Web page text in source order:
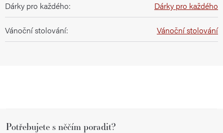
Dárky pro každého: Dárky pro každého
Vánoční stolování: Vánoční stolování
Potřebujete s něčím poradit?